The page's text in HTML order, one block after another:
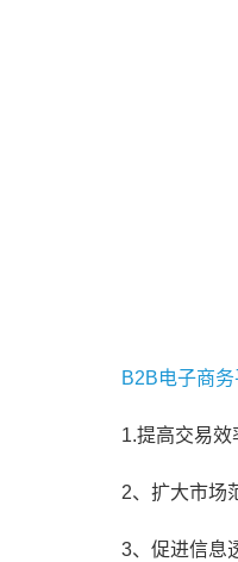
B2B电子商务
1.提高交易效
2、扩大市场
3、促进信息